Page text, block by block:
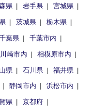
県 岩手県
宮城県
茨城県
栃木県
葉県
千葉市内
川崎市内
相模原市内
県 石川県
福井県
静岡市内
浜松市内
県
京都府